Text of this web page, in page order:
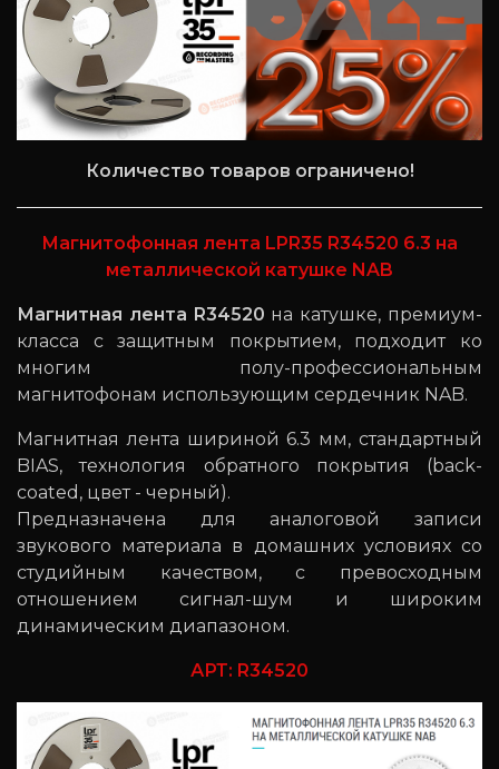
Количество товаров ограничено!
Магнитофонная лента LPR35 R34520 6.3 на
металлической катушке NAB
Магнитная лента R34520 на катушке, премиум-
класса с защитным покрытием, подходит ко
многим полу-профессиональным
магнитофонам использующим сердечник NAB.
Магнитная лента шириной 6.3 мм, стандартный
BIAS, технология обратного покрытия (back-
coated, цвет - черный).
Предназначена для аналоговой записи
звукового материала в домашних условиях со
студийным качеством, с превосходным
отношением сигнал-шум и широким
динамическим диапазоном.
АРТ: R34520